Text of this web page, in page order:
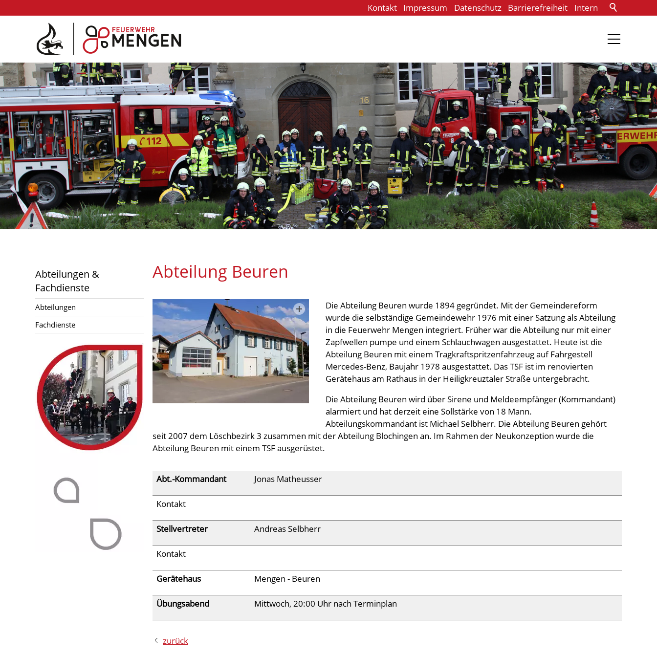
Kontakt Impressum Datenschutz Barrierefreiheit Intern
Die Feuerwehr
Abteilungen & Fachdienste
Abteilungen
Fachdienste
Fahrzeuge
Einsätze
Aktuelles
Links
Abteilungen &
Fachdienste
Abteilungen
Fachdienste
Abteilung Beuren
Die Abteilung Beuren wurde 1894 gegründet. Mit der Gemeindereform
wurde die selbständige Gemeindewehr 1976 mit einer Satzung als Abteilung
in die Feuerwehr Mengen integriert. Früher war die Abteilung nur mit einer
Zapfwellen pumpe und einem Schlauchwagen ausgestattet. Heute ist die
Abteilung Beuren mit einem Tragkraftspritzenfahrzeug auf Fahrgestell
Mercedes-Benz, Baujahr 1978 ausgestattet. Das TSF ist im renovierten
Gerätehaus am Rathaus in der Heiligkreuztaler Straße untergebracht.
Die Abteilung Beuren wird über Sirene und Meldeempfänger (Kommandant)
alarmiert und hat derzeit eine Sollstärke von 18 Mann.
Abteilungskommandant ist Michael Selbherr. Die Abteilung Beuren gehört
seit 2007 dem Löschbezirk 3 zusammen mit der Abteilung Blochingen an. Im Rahmen der Neukonzeption wurde die
Abteilung Beuren mit einem TSF ausgerüstet.
Abt.-Kommandant Jonas Matheusser
Kontakt
Stellvertreter Andreas Selbherr
Kontakt
Gerätehaus Mengen - Beuren
Übungsabend Mittwoch, 20:00 Uhr nach Terminplan
zurück